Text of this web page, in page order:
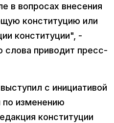
в вопросах внесения
конституцию или
конституции", -
слова приводит пресс-
с инициативой
изменению
конституции